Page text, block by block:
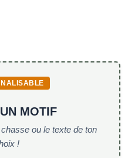
MOTIF
ou le texte de ton
!